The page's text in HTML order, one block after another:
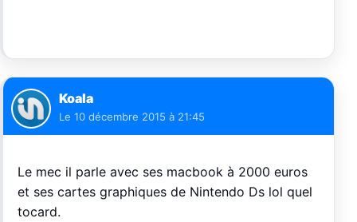
Koala
Le 10 décembre 2015 à 21:45
Le mec il parle avec ses macbook à 2000 euros
et ses cartes graphiques de Nintendo Ds lol quel
tocard.